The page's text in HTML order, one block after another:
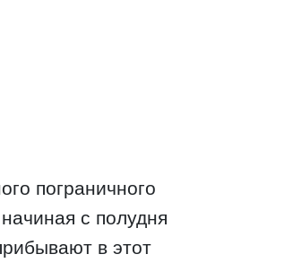
пограничного
с полудня
в этот